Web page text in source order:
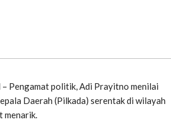
– Pengamat politik, Adi Prayitno menilai
Daerah (Pilkada) serentak di wilayah
menarik.